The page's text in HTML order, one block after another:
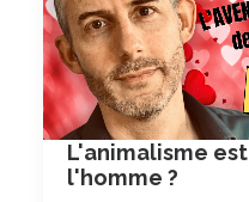
L'animalisme
l'homme ?